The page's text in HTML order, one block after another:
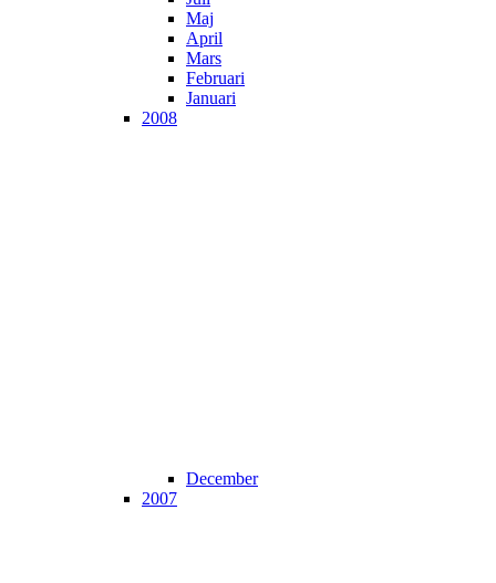
Maj
April
Mars
Februari
Januari
2008
December
2007